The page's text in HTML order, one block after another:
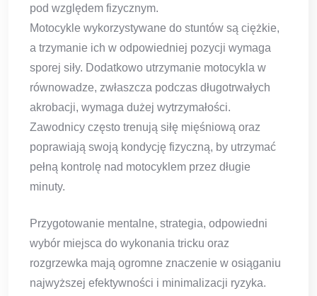
pod względem fizycznym.
Motocykle wykorzystywane do stuntów są ciężkie,
a trzymanie ich w odpowiedniej pozycji wymaga
sporej siły. Dodatkowo utrzymanie motocykla w
równowadze, zwłaszcza podczas długotrwałych
akrobacji, wymaga dużej wytrzymałości.
Zawodnicy często trenują siłę mięśniową oraz
poprawiają swoją kondycję fizyczną, by utrzymać
pełną kontrolę nad motocyklem przez długie
minuty.
Przygotowanie mentalne, strategia, odpowiedni
wybór miejsca do wykonania tricku oraz
rozgrzewka mają ogromne znaczenie w osiąganiu
najwyższej efektywności i minimalizacji ryzyka.